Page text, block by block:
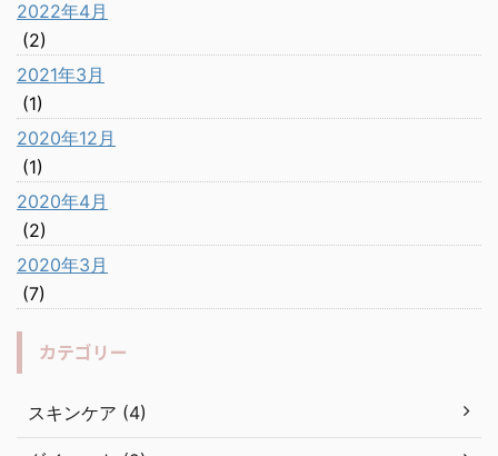
2022年4月
(2)
2021年3月
(1)
2020年12月
(1)
2020年4月
(2)
2020年3月
(7)
カテゴリー
スキンケア (4)